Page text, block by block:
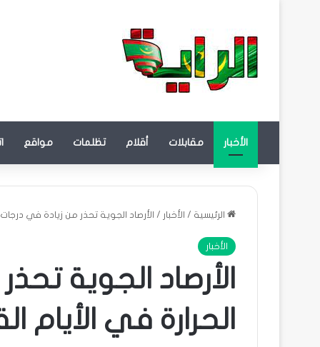
الأخبار مقابلات أقلام تظلمات مواقع
الرئيسية / الأخبار / الأرصاد الجوية تحذر من زيادة في
الأخبار
الأرصاد الجوية
الحرارة في الأيام